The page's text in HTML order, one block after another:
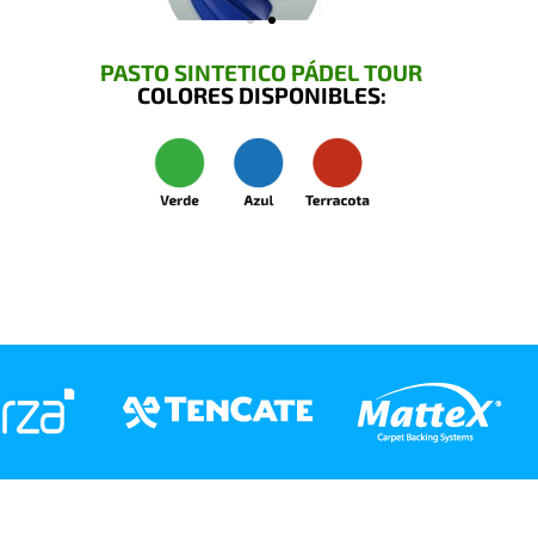
PASTO SINTETICO PÁDEL TOUR
COLORES DISPONIBLES: